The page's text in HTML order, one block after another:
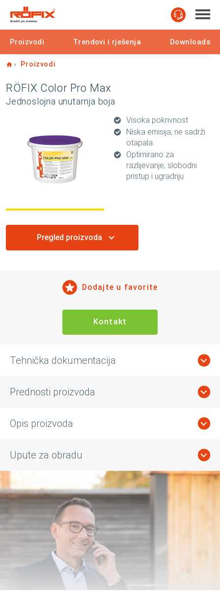
Proizvodi Trendovi i rješenja Downloads
Home
Proizvodi
RÖFIX Color Pro Max
Jednoslojna unutarnja boja
Visoka pokrivnost
Niska emisija, ne sadrži
otapala.
Optimirano za
razlijevanje, slobodni
pristup i ugradnju
Pregled proizvoda
Dodajte u favorite
Kontakt
Tehnička dokumentacija
Prednosti proizvoda
Opis proizvoda
Upute za obradu